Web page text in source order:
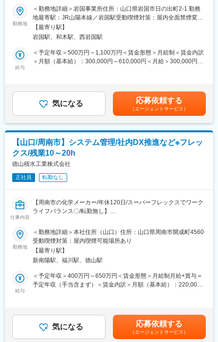
（もしくは住宅手当）等の補助がございます（条件あり)
◎山口県光市は、新大阪から新幹線を利用して2時間強ほどの場所
にあります。となりの下松市は2022年「住みよさランキング」で
全国13位にランクインしており、子育て、医療、生活の利便性等
■当社について：
熱意に応じた成長の機会を提供する事にも組んで取り組んでいま
す。私たちと一緒に、世界中の人々のいのちに貢献し、更なる成
長と活躍を目指しませんか。
変更の範囲：会社の定める業務
■業務内容：
●市場で発生した医療機器の品質不良/故障の根本原因調査、トレ
ンド分析による設計・製造・サプライヤ等への改良提言
・市場不良・顧客クレームの初期評価
受領情報の整備、重大度分類（重大不具合・安全性影響の有
無）、使用条件の確認
設計変更、工程変更、サプライヤ是正等の立案
●国内外の製造業者の製品品質の監査による確認
ISO 13485 QMSに基づく手順・記録・変更管理、製造工程の監査
■組織について
医療保証業務は東京本社と岩国事業所に組織がございます。今回
募集している岩国事業所では機器の解析をメインで対応を行って
います。
岩国事業所は25名程度の組織となっており、酸素濃縮器をメイン
で取り扱うチームと導入品（CPAP、診断機など）を取り扱うチー
ムに分かれています。
ご経験に応じて、どちらのチームに配属となるか検討させていた
だきます。
・酸素濃縮装置（ハイサンソシリーズ）
室内の空気から酸素を作り、自宅での酸素吸入を支える機器
・CPAP装置（スリープメイトシリーズ）
睡眠時無呼吸症候群の治療に使う呼吸補助機器
【企業の特徴】
様々な分野へ挑戦し、自らを変化させ続けてきました。
・今後は「素材を提供する企業」から「ソリューションを生み出
す企業」へ変革し、「マテリアル」「ヘルスケア」「IT」それぞ
勤務地
＜勤務地詳細＞岩国事業所住所：山口県岩国市日の出町2-1 勤務
地最寄駅：JR山陽本線／岩国駅受動喫煙対策：屋内全面禁煙変更
の範囲：会社の定める事業所
【最寄り駅】
岩国駅、和木駅、西岩国駅
給与
＜予定年収＞500万円～1,100万円＜賃金形態＞月給制＜賃金内訳
＞月額（基本給）：300,000円～610,000円＜月給＞300,000円～
性があります。月給(月額)は固定手当を含めた表記です。
気になる 応募依頼する
（エージェントサービス）
【山口/周南市】システム管理/社内DX推進など※フレッ
クス/残業10～20h
徳山積水工業株式会社
正社員 転勤なし
仕事内容
【周南市の化学メーカー/年休120日/スーパーフレックスでワーク
ライフバランス〇/転勤無し】
■業務内容
自社プラント内の”システム管理”や”DX推進”を中心にお任せいた
します。
社内DX化に向け、新たなポジションでの募集です。
■採用背景
当社では生産現場の紙資料からiPadへ移行など直近電子化が進ん
部業者とのやりとりなどをお任せいたします。
また、システム以外の業務にも幅広く携わっていただきます。
勤務地
＜勤務地詳細＞本社住所（山口）住所：山口県周南市開成町4560
受動喫煙対策：屋内喫煙可能場所あり
【最寄り駅】
新南陽駅、福川駅、徳山駅
給与
＜予定年収＞400万円～650万円＜賃金形態＞月給制月給+賞与＝
予定年収（手当含まず）＜賃金内訳＞月額（基本給）：220,000
当1名）35歳中級社員 ＝ ～約660万円（家族手当2名）■年収構
成：月給12ヶ月、賞与5.5ヶ月、大卒賃金はあくまでも目安の金額
であり、選考を通じて上下する可能性があります。月給(月額)は固
気になる 応募依頼する
（エージェントサービス）